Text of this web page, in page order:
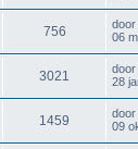
756 door
06
3021 door
28
1459 door
09